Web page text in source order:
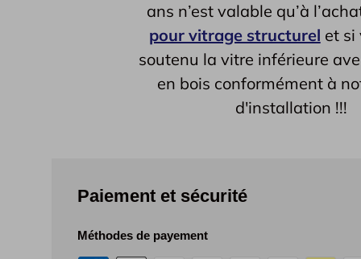
ans n’est valable qu’à
pour vitrage structurel et si
soutenu la vitre inférieure
en bois conformément à
d'installation !!!
Paiement et sécurité
Méthodes de payement